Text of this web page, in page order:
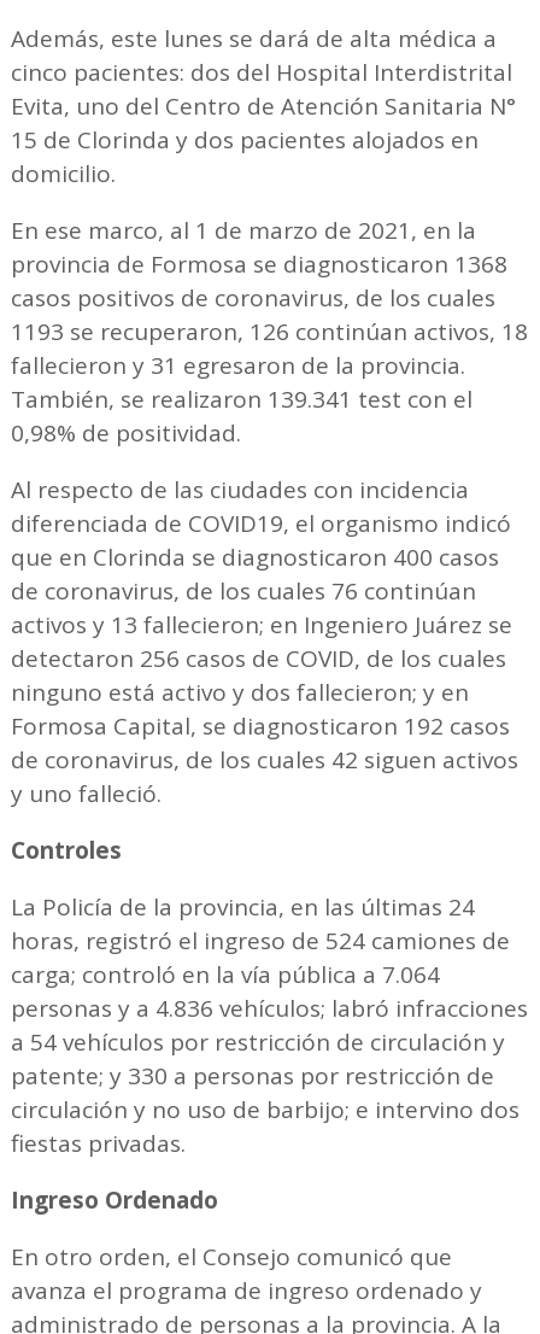
Además, este lunes se dará de alta médica a
cinco pacientes: dos del Hospital Interdistrital
Evita, uno del Centro de Atención Sanitaria N°
15 de Clorinda y dos pacientes alojados en
domicilio.
En ese marco, al 1 de marzo de 2021, en la
provincia de Formosa se diagnosticaron 1368
casos positivos de coronavirus, de los cuales
1193 se recuperaron, 126 continúan activos, 18
fallecieron y 31 egresaron de la provincia.
También, se realizaron 139.341 test con el
0,98% de positividad.
Al respecto de las ciudades con incidencia
diferenciada de COVID19, el organismo indicó
que en Clorinda se diagnosticaron 400 casos
de coronavirus, de los cuales 76 continúan
activos y 13 fallecieron; en Ingeniero Juárez se
detectaron 256 casos de COVID, de los cuales
ninguno está activo y dos fallecieron; y en
Formosa Capital, se diagnosticaron 192 casos
de coronavirus, de los cuales 42 siguen activos
y uno falleció.
Controles
La Policía de la provincia, en las últimas 24
horas, registró el ingreso de 524 camiones de
carga; controló en la vía pública a 7.064
personas y a 4.836 vehículos; labró infracciones
a 54 vehículos por restricción de circulación y
patente; y 330 a personas por restricción de
circulación y no uso de barbijo; e intervino dos
fiestas privadas.
Ingreso Ordenado
En otro orden, el Consejo comunicó que
avanza el programa de ingreso ordenado y
administrado de personas a la provincia. A la